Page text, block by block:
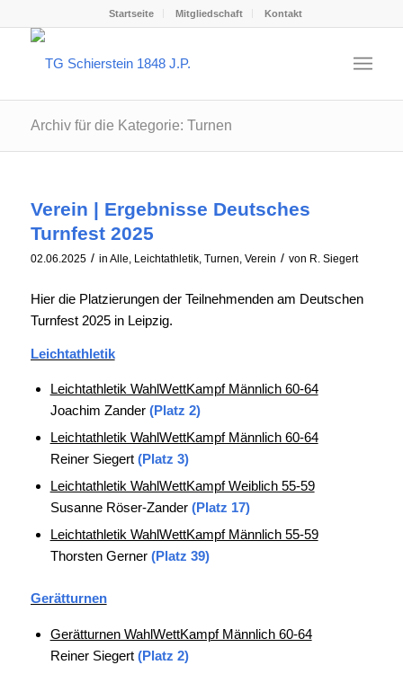
Startseite Mitgliedschaft Kontakt
Archiv für die Kategorie: Turnen
Verein | Ergebnisse Deutsches
Turnfest 2025
02.06.2025 / in Alle, Leichtathletik, Turnen, Verein / von R. Siegert
Hier die Platzierungen der Teilnehmenden am Deutschen
Turnfest 2025 in Leipzig.
Leichtathletik
Leichtathletik WahlWettKampf Männlich 60-64
Joachim Zander (Platz 2)
Leichtathletik WahlWettKampf Männlich 60-64
Reiner Siegert (Platz 3)
Leichtathletik WahlWettKampf Weiblich 55-59
Susanne Röser-Zander (Platz 17)
Leichtathletik WahlWettKampf Männlich 55-59
Thorsten Gerner (Platz 39)
Gerätturnen
Gerätturnen WahlWettKampf Männlich 60-64
Reiner Siegert (Platz 2)